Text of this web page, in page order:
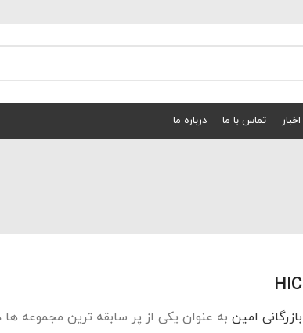
اخبار تماس با ما درباره ما
HIC
بازرگانی امین به عنوان یکی از پر سابقه ترین مجموعه